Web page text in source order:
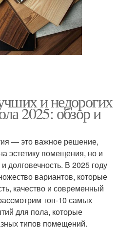
и недорогих
2025: обзор и
— это важное решение,
эстетику помещения, но и
долговечность. В 2025 году
вариантов, которые
качество и современный
топ-10 самых
для пола, которые
типов помещений.